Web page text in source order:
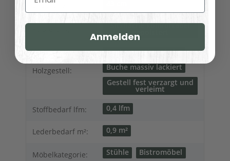
Sitzbreite:
Sitzfläche komfortabel
Holzgestell:
Buche massiv gebeizt
Buche massiv lackiert
Gestell fest verzargt und
verleimt
Stoffbedarf lfm: 0,4 lfm
Lederbedarf m²: 0,9 m²
Möbelkategorie: Stühle Bistromöbel
Anmelden